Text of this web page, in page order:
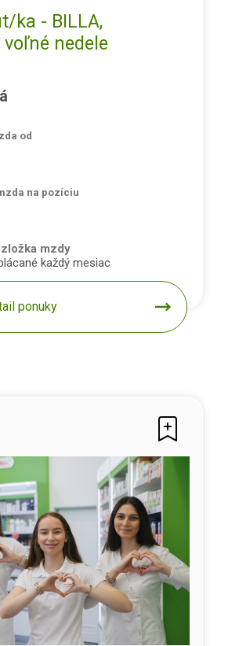
ka - BILLA,
voľné nedele
od
na pozíciu
mzdy
každý mesiac
ponuky